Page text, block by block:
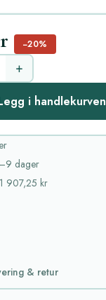
−20%
+
i handlekurven
dager
1 907,25 kr
& retur